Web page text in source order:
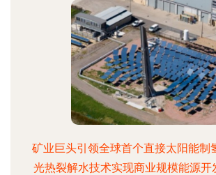
矿业巨头引领全球首个直接太阳能制
光热裂解水技术实现商业规模能源开